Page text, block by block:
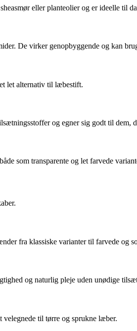
eller planteolier og er ideelle til
De virker genopbyggende og kan
let alternativ til læbestift.
og egner sig godt til dem,
som transparente og let farvede
fra klassiske varianter til farvede og
og naturlig pleje uden unødige
til tørre og sprukne læber.